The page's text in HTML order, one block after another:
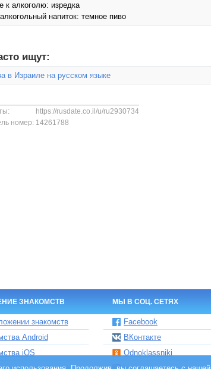
к алкоголю: изредка
напиток: темное пиво
ищут:
в Израиле на русском языке
https://rusdate.co.il/u/ru2930734
номер: 14261788
ЗНАКОМСТВ МЫ В СОЦ. СЕТЯХ
знакомств
Android
iOS
Facebook
ВКонтакте
Odnoklassniki